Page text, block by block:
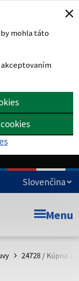
mohla táto
Menu
24728 / Kúpna